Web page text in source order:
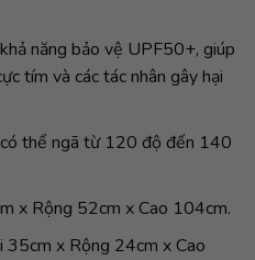
năng bảo vệ UPF50+, giúp
tím và các tác nhân gây hại
thể ngã từ 120 độ đến 140
x Rộng 52cm x Cao 104cm.
35cm x Rộng 24cm x Cao